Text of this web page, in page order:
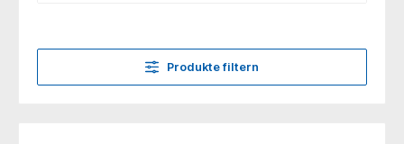
Produkte filtern